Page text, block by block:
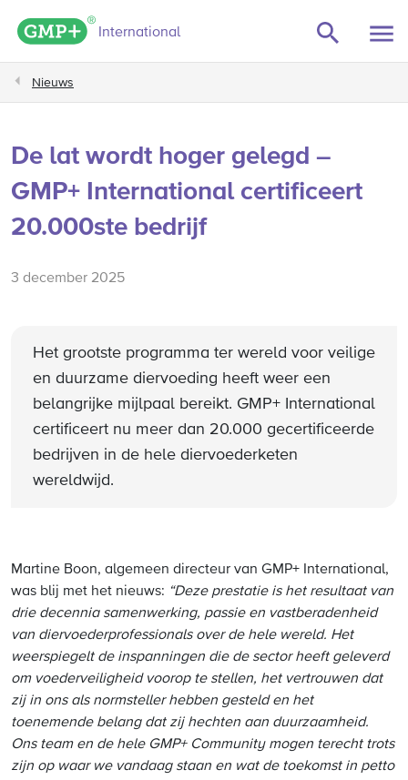
GMP+ logo
International
Nieuws
De lat wordt hoger gelegd –
GMP+ International certificeert
20.000ste bedrijf
3 december 2025
Het grootste programma ter wereld voor veilige
en duurzame diervoeding heeft weer een
belangrijke mijlpaal bereikt. GMP+ International
certificeert nu meer dan 20.000 gecertificeerde
bedrijven in de hele diervoederketen
wereldwijd.
Martine Boon, algemeen directeur van GMP+ International,
was blij met het nieuws: “Deze prestatie is het resultaat van
drie decennia samenwerking, passie en vastberadenheid
van diervoederprofessionals over de hele wereld. Het
weerspiegelt de inspanningen die de sector heeft geleverd
om voederveiligheid voorop te stellen, het vertrouwen dat
zij in ons als normsteller hebben gesteld en het
toenemende belang dat zij hechten aan duurzaamheid.
Ons team en de hele GMP+ Community mogen terecht trots
zijn op waar we vandaag staan en wat de toekomst in petto